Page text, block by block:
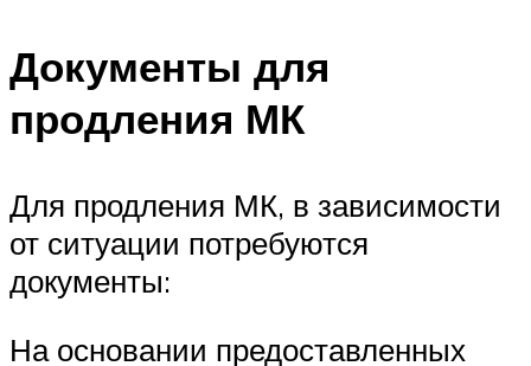
Документы для
продления МК
Для продления МК, в зависимости
от ситуации потребуются
документы:
На основании предоставленных